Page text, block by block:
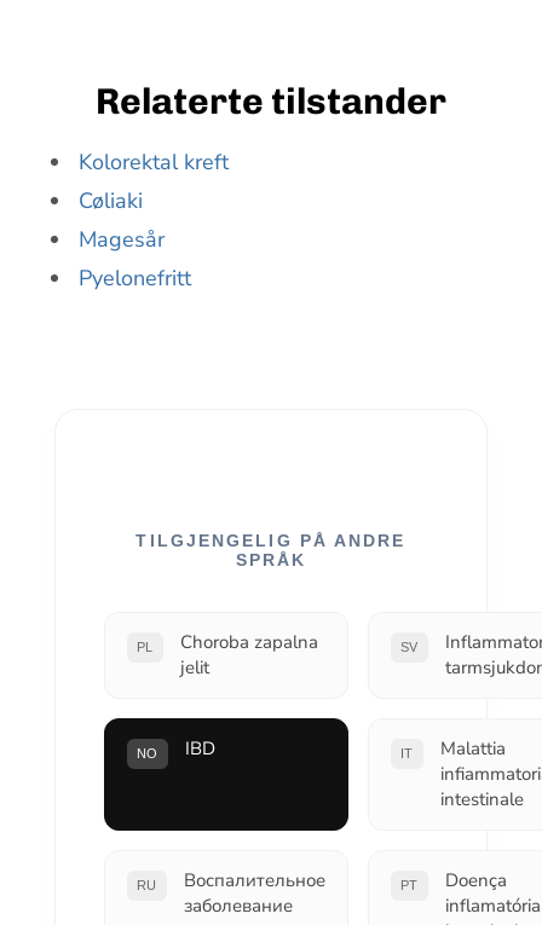
Relaterte tilstander
Kolorektal kreft
Cøliaki
Magesår
Pyelonefritt
TILGJENGELIG PÅ ANDRE
SPRÅK
PL
Choroba zapalna
jelit
SV
NO IBD IT
Malattia
intestinale
RU
Воспалительное
заболевание
PT
Doença
inflamatória